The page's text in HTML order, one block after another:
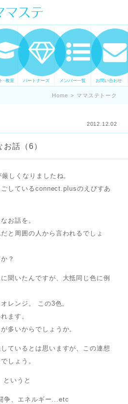
します。 手づくり
マステ スキル・セ
いママが集まって
ます。
･教室 パートナーズ メンバー一覧 お問い合わせ
Home > ママステトーク
2012.12.02
話（6）
しくなりましたね。
しているconnect.plusのえびすあ
お話を。
と周囲の人から言われるでしょ
？
聞いたんですが、大抵同じ色に例
レンジ。 この3色。
ます。
多いからでしょうか。
ているとは思いますが、この連想
しょう。
というと
争、エネルギー...etc